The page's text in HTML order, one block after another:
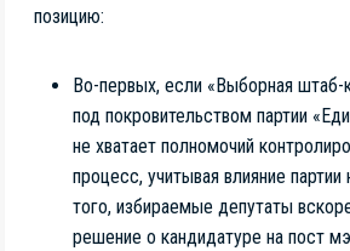
позицию:
Во-первых, если «Выборная штаб-
под покровительством партии
не хватает полномочий
процесс, учитывая влияние
того, избираемые депутаты
решение о кандидатуре на пост